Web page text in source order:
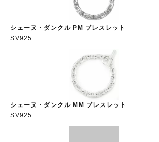
シェーヌ・ダンクル PM ブレスレット
SV925
シェーヌ・ダンクル MM ブレスレット
SV925